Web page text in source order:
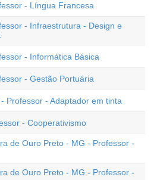
- Língua Francesa
- Infraestrutura - Design e
- Informática Básica
- Gestão Portuária
Professor - Adaptador em tinta
- Cooperativismo
de Ouro Preto - MG - Professor -
de Ouro Preto - MG - Professor -